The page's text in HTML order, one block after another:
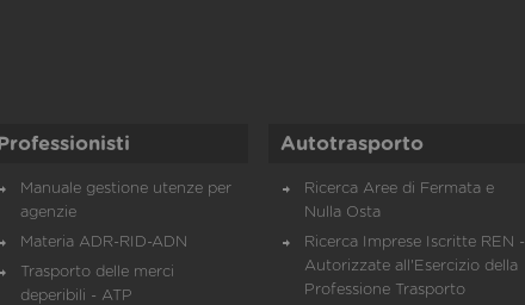
Professionisti
Manuale gestione utenze per
agenzie
Materia ADR-RID-ADN
Trasporto delle merci
deperibili - ATP
Autotrasporto
Ricerca Aree di Fermata e
Nulla Osta
Ricerca Imprese Iscritte REN -
Autorizzate all'Esercizio della
Professione Trasporto